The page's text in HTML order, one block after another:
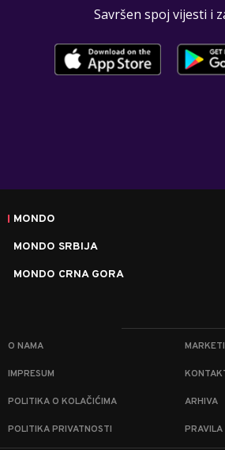
Savršen spoj vijesti i
MONDO
MONDO SRBIJA
MONDO CRNA GORA
O NAMA
IMPRESUM
POLITIKA O KOLAČIĆIMA ARHIVA
POLITIKA PRIVATNOSTI PRAVILA